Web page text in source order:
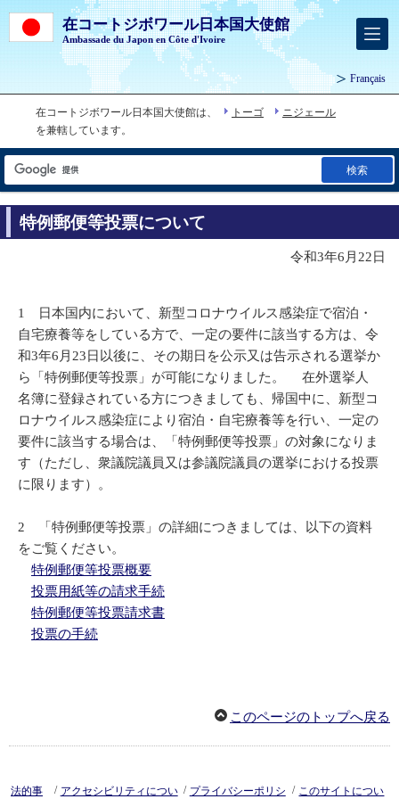
在コートジボワール日本国大使館
Ambassade du Japon en Côte d'Ivoire
Français
在コートジボワール日本国大使館は、 トーゴ
ニジェール
を兼轄しています。
検索
特例郵便等投票について
令和3年6月22日
1 日本国内において、新型コロナウイルス感染症で宿泊・
自宅療養等をしている方で、一定の要件に該当する方は、令
和3年6月23日以後に、その期日を公示又は告示される選挙か
ら「特例郵便等投票」が可能になりました。 在外選挙人
名簿に登録されている方につきましても、帰国中に、新型コ
ロナウイルス感染症により宿泊・自宅療養等を行い、一定の
要件に該当する場合は、「特例郵便等投票」の対象になりま
す（ただし、衆議院議員又は参議院議員の選挙における投票
に限ります）。
2 「特例郵便等投票」の詳細につきましては、以下の資料
をご覧ください。
特例郵便等投票概要
投票用紙等の請求手続
特例郵便等投票請求書
投票の手続
このページのトップへ戻る
法的事 / アクセシビリティについ / プライバシーポリシ / このサイトについ